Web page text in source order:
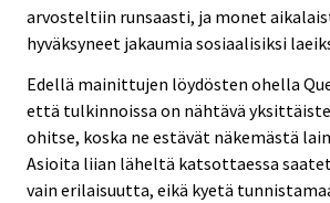
arvosteltiin runsaasti, ja monet
hyväksyneet jakaumia sosiaalisiksi
Edellä mainittujen löydösten ohella
että tulkinnoissa on nähtävä
ohitse, koska ne estävät näkemästä
Asioita liian läheltä katsottaessa
vain erilaisuutta, eikä kyetä